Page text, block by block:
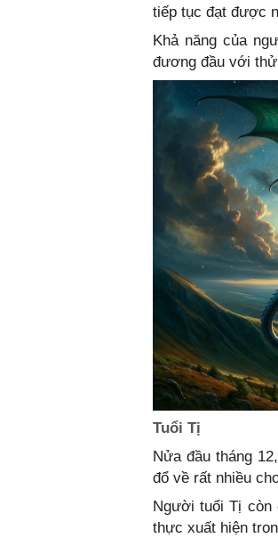
tiếp tục đạt được
Khả năng của
đương đầu với
Tuổi Tị
Nửa đầu tháng
đổ về rất nhiều
Người tuổi Tị còn
thực xuất hiện